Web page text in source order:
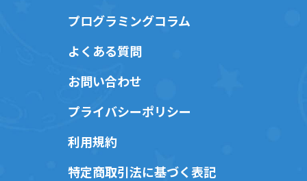
プログラミングコラム
よくある質問
お問い合わせ
プライバシーポリシー
利用規約
特定商取引法に基づく表記